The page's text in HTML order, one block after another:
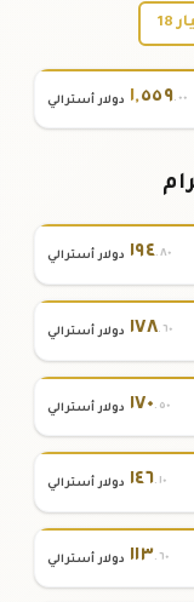
18
١,٥٥٩.٠٠ دولار أسترالي
١٩٤.٨٠ دولار أسترالي
١٧٨.٦٠ دولار أسترالي
١٧٠.٥٠ دولار أسترالي
١٤٦.١٠ دولار أسترالي
١١٣.٦٠ دولار أسترالي